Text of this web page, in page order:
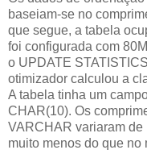
baseiam-se no
que segue, a tabela
foi configurada com
o UPDATE
otimizador calculou a
A tabela tinha um
CHAR(10). Os
VARCHAR variaram
muito menos do que no